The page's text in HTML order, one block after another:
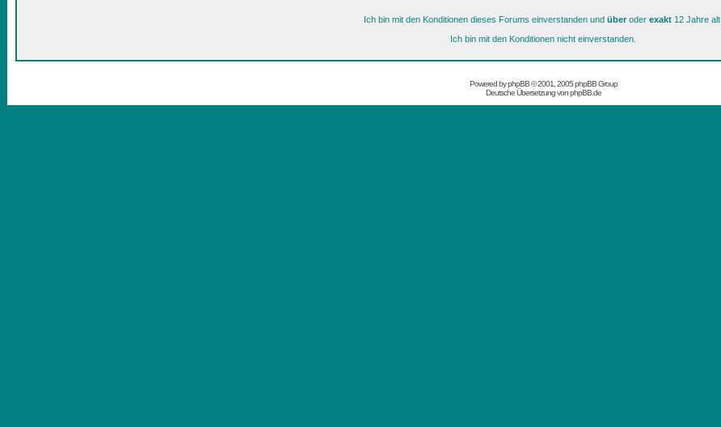
Ich bin mit den Konditionen dieses Forums einverstanden und überoder exakt 12 Jahre alt.
Ich bin mit den Konditionen nicht einverstanden.
Powered byphpBB© 2001, 2005 phpBB Group
Deutsche Übersetzung vonphpBB.de